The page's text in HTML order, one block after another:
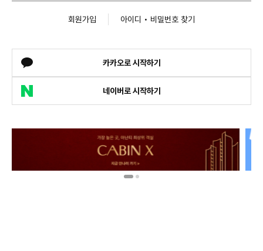
회원가입 아이디 • 비밀번호 찾기
카카오로 시작하기
네이버로 시작하기